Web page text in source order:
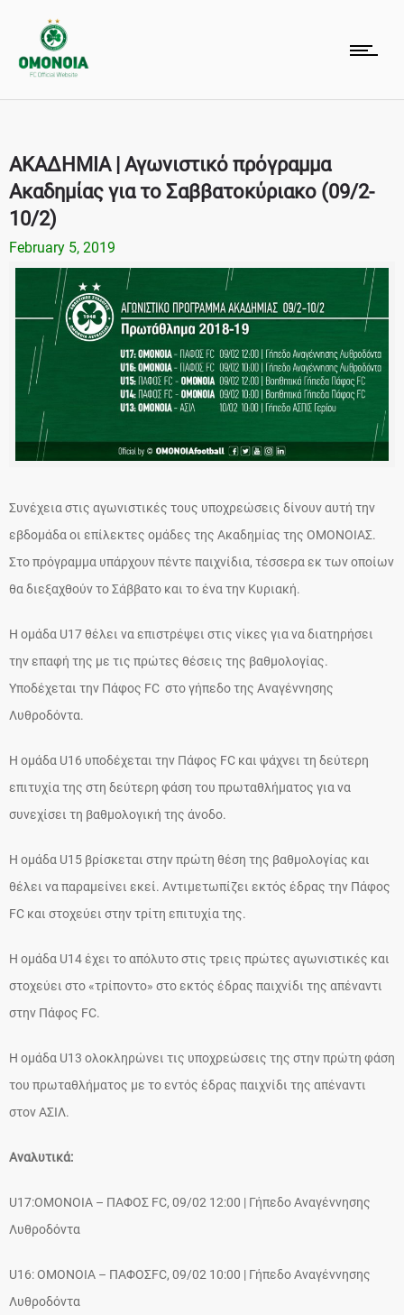
ΑΚΑΔΗΜΙΑ | Αγωνιστικό πρόγραμμα
Ακαδημίας για το Σαββατοκύριακο (09/2-
10/2)
February 5, 2019
Συνέχεια στις αγωνιστικές τους υποχρεώσεις δίνουν αυτή την
εβδομάδα οι επίλεκτες ομάδες της Ακαδημίας της ΟΜΟΝΟΙΑΣ.
Στο πρόγραμμα υπάρχουν πέντε παιχνίδια, τέσσερα εκ των οποίων
θα διεξαχθούν το Σάββατο και το ένα την Κυριακή.
Η ομάδα U17 θέλει να επιστρέψει στις νίκες για να διατηρήσει
την επαφή της με τις πρώτες θέσεις της βαθμολογίας.
Υποδέχεται την Πάφος FC στο γήπεδο της Αναγέννησης
Λυθροδόντα.
Η ομάδα U16 υποδέχεται την Πάφος FC και ψάχνει τη δεύτερη
επιτυχία της στη δεύτερη φάση του πρωταθλήματος για να
συνεχίσει τη βαθμολογική της άνοδο.
Η ομάδα U15 βρίσκεται στην πρώτη θέση της βαθμολογίας και
θέλει να παραμείνει εκεί. Αντιμετωπίζει εκτός έδρας την Πάφος
FC και στοχεύει στην τρίτη επιτυχία της.
Η ομάδα U14 έχει το απόλυτο στις τρεις πρώτες αγωνιστικές και
στοχεύει στο «τρίποντο» στο εκτός έδρας παιχνίδι της απέναντι
στην Πάφος FC.
Η ομάδα U13 ολοκληρώνει τις υποχρεώσεις της στην πρώτη φάση
του πρωταθλήματος με το εντός έδρας παιχνίδι της απέναντι
στον ΑΣΙΛ.
Αναλυτικά:
U17:ΟΜΟΝΟΙΑ – ΠΑΦΟΣ FC, 09/02 12:00 | Γήπεδο Αναγέννησης
Λυθροδόντα
U16: ΟΜΟΝΟΙΑ – ΠAΦΟΣFC, 09/02 10:00 | Γήπεδο Αναγέννησης
Λυθροδόντα